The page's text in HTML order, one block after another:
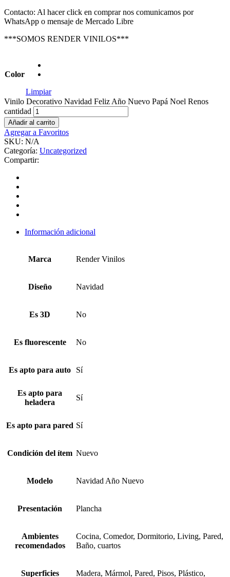
Contacto: Al hacer click en comprar nos comunicamos por
WhatsApp o mensaje de Mercado Libre
***SOMOS RENDER VINILOS***
Color
Limpiar
Vinilo Decorativo Navidad Feliz Año Nuevo Papá Noel Renos
cantidad
Añadir al carrito
Agregar a Favoritos
SKU: N/A
Categoría: Uncategorized
Compartir:
Información adicional
Marca Render Vinilos
Diseño Navidad
Es 3D No
Es fluorescente No
Es apto para auto Sí
Es apto para
heladera
Sí
Es apto para pared Sí
Condición del ítem Nuevo
Modelo Navidad Año Nuevo
Presentación Plancha
Ambientes
recomendados
Cocina, Comedor, Dormitorio, Living, Pared,
Baño, cuartos
Superficies Madera, Mármol, Pared, Pisos, Plástico,